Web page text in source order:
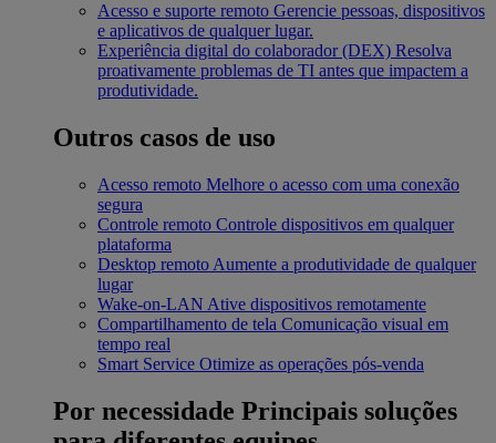
Acesso e suporte remoto Gerencie pessoas, dispositivos
e aplicativos de qualquer lugar.
Experiência digital do colaborador (DEX) Resolva
proativamente problemas de TI antes que impactem a
produtividade.
Outros casos de uso
Acesso remoto Melhore o acesso com uma conexão
segura
Controle remoto Controle dispositivos em qualquer
plataforma
Desktop remoto Aumente a produtividade de qualquer
lugar
Wake-on-LAN Ative dispositivos remotamente
Compartilhamento de tela Comunicação visual em
tempo real
Smart Service Otimize as operações pós-venda
Por necessidade Principais soluções